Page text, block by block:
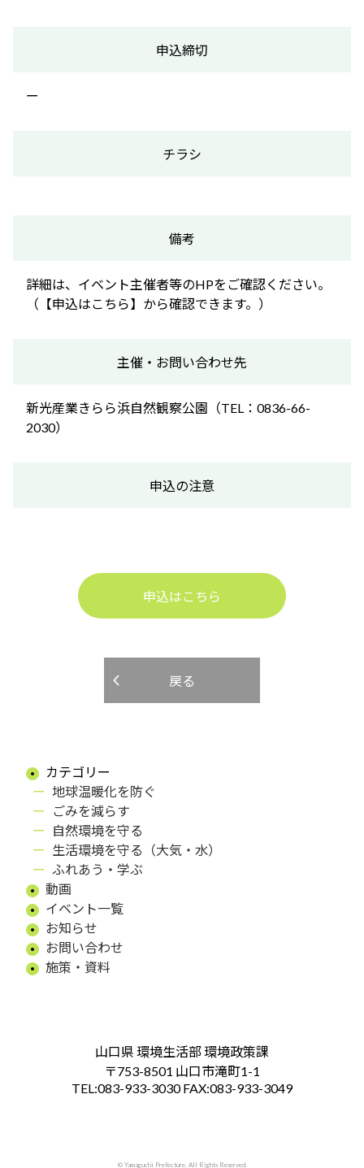
申込締切
ー
チラシ
備考
詳細は、イベント主催者等のHPをご確認ください。
（【申込はこちら】から確認できます。）
主催・お問い合わせ先
新光産業きらら浜自然観察公園（TEL：0836-66-
2030）
申込の注意
申込はこちら
戻る
カテゴリー
地球温暖化を防ぐ
ごみを減らす
自然環境を守る
生活環境を守る（大気・水）
ふれあう・学ぶ
動画
イベント一覧
お知らせ
お問い合わせ
施策・資料
山口県 環境生活部 環境政策課
〒753-8501 山口市滝町1-1
TEL:083-933-3030 FAX:083-933-3049
© Yamaguchi Prefecture. All Rights Reserved.